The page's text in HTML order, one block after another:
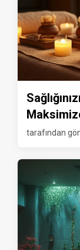
tarafından